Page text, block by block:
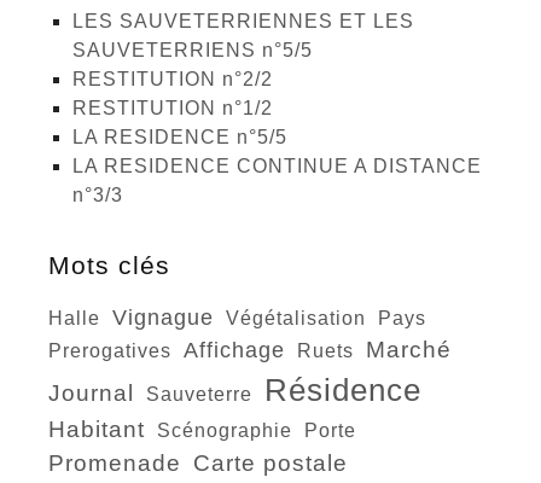
LES SAUVETERRIENNES ET LES
SAUVETERRIENS n°5/5
RESTITUTION n°2/2
RESTITUTION n°1/2
LA RESIDENCE n°5/5
LA RESIDENCE CONTINUE A DISTANCE
n°3/3
Mots clés
halle vignague végétalisation
pays
prerogatives
affichage ruets
marché
journal
sauveterre résidence
habitant scénographie porte
promenade carte postale